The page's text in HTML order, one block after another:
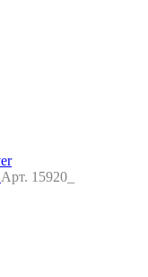
Арт. 15920_